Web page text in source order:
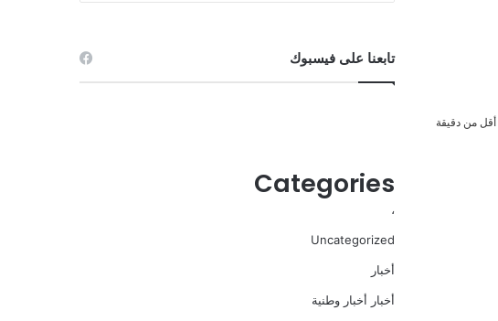
أقل من دقيقة
تابعنا على فيسبوك
Categories
،
Uncategorized
أخبار
أخبار أخبار وطنية